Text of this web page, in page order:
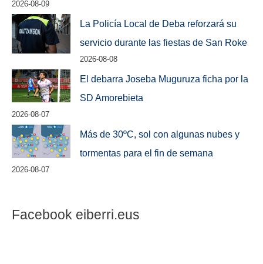
2026-08-09
La Policía Local de Deba reforzará su
servicio durante las fiestas de San Roke
2026-08-08
El debarra Joseba Muguruza ficha por la
SD Amorebieta
2026-08-07
Más de 30ºC, sol con algunas nubes y
tormentas para el fin de semana
2026-08-07
Facebook eiberri.eus